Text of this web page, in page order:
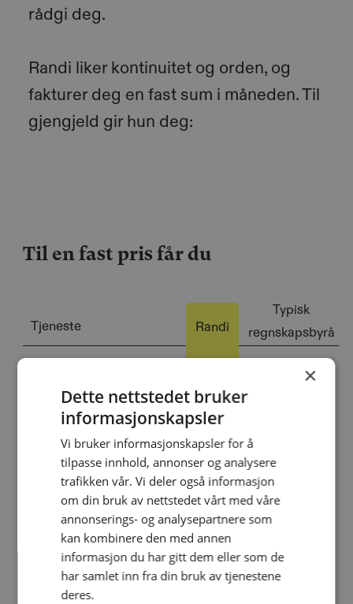
rådgi deg.
Randi liker kontinuitet og orden, og
fakturer deg en fast sum i måneden. Til
gjengjeld gir hun deg:
Til en fast pris får du
Tjeneste
Årsergnskap,
aksjonærregisteroppgave
& skatt
Lønn - uansett antall
ansatte
Bokføring - uansett antall
Randi
Typisk
regnskapsbyrå
×
Dette nettstedet bruker
informasjonskapsler
Vi bruker informasjonskapsler for å
tilpasse innhold, annonser og analysere
trafikken vår. Vi deler også informasjon
om din bruk av nettstedet vårt med våre
annonserings- og analysepartnere som
kan kombinere den med annen
informasjon du har gitt dem eller som de
har samlet inn fra din bruk av tjenestene
deres.